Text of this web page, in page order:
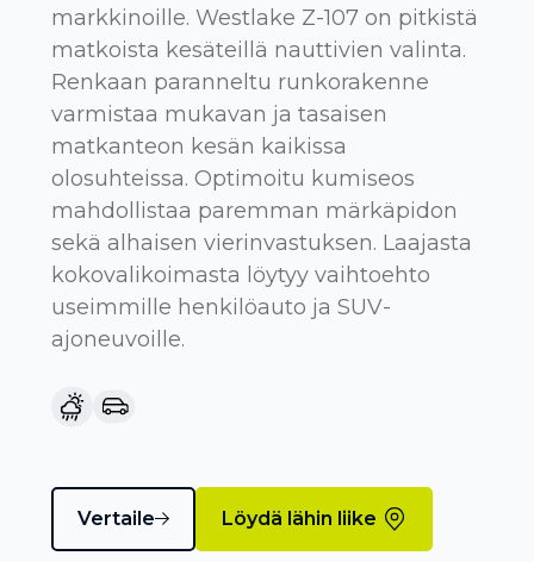
markkinoille. Westlake Z-107 on pitkistä
matkoista kesäteillä nauttivien valinta.
Renkaan paranneltu runkorakenne
varmistaa mukavan ja tasaisen
matkanteon kesän kaikissa
olosuhteissa. Optimoitu kumiseos
mahdollistaa paremman märkäpidon
sekä alhaisen vierinvastuksen. Laajasta
kokovalikoimasta löytyy vaihtoehto
useimmille henkilöauto ja SUV-
ajoneuvoille.
Vertaile Löydä lähin liike